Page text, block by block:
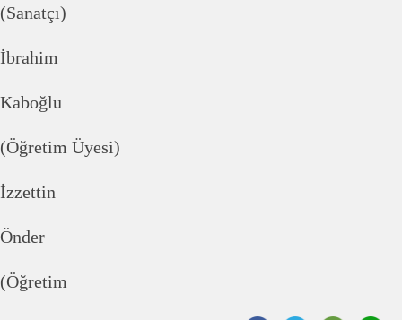
(Sanatçı)
İbrahim
Kaboğlu
(Öğretim Üyesi)
İzzettin
Önder
(Öğretim